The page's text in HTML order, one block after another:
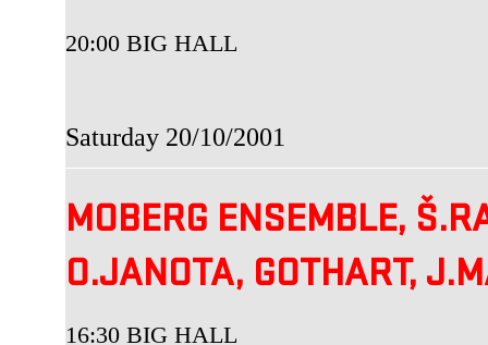
20:00 BIG HALL
Saturday 20/10/2001
MOBERG ENSEMBLE,
O.JANOTA, GOTHART,
16:30 BIG HALL